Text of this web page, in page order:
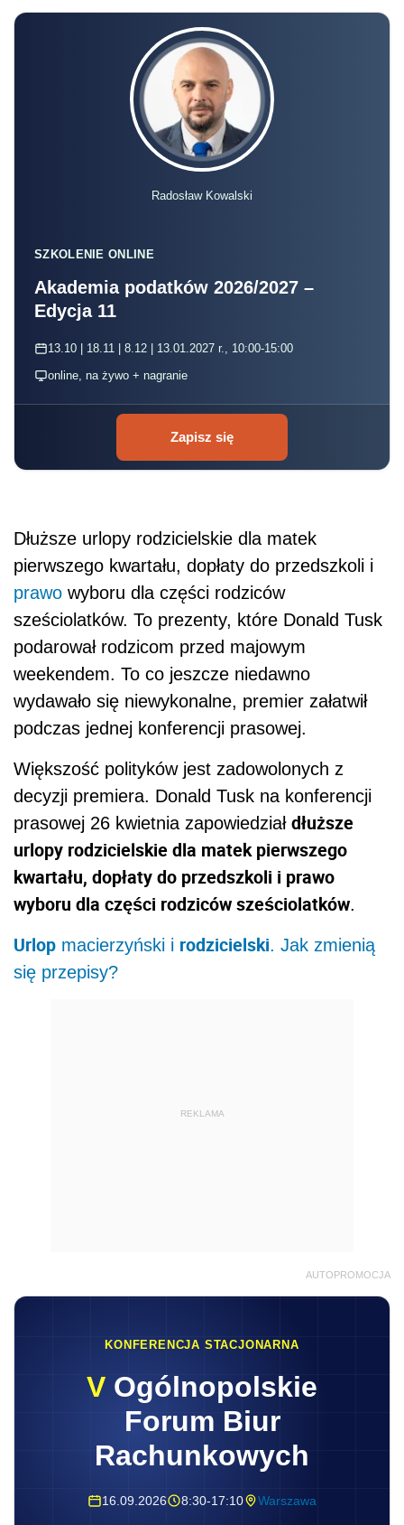
Radosław Kowalski
SZKOLENIE ONLINE
Akademia podatków 2026/2027 –
Edycja 11
13.10 | 18.11 | 8.12 | 13.01.2027 r., 10:00-15:00
online, na żywo + nagranie
Zapisz się
Dłuższe urlopy rodzicielskie dla matek
pierwszego kwartału, dopłaty do przedszkoli i
prawo wyboru dla części rodziców
sześciolatków. To prezenty, które Donald Tusk
podarował rodzicom przed majowym
weekendem. To co jeszcze niedawno
wydawało się niewykonalne, premier załatwił
podczas jednej konferencji prasowej.
Większość polityków jest zadowolonych z
decyzji premiera. Donald Tusk na konferencji
prasowej 26 kwietnia zapowiedział dłuższe
urlopy rodzicielskie dla matek pierwszego
kwartału, dopłaty do przedszkoli i prawo
wyboru dla części rodziców sześciolatków.
Urlop macierzyński i rodzicielski. Jak zmienią
się przepisy?
REKLAMA
AUTOPROMOCJA
KONFERENCJA STACJONARNA
V Ogólnopolskie
Forum Biur
Rachunkowych
16.09.2026 8:30-17:10 Warszawa